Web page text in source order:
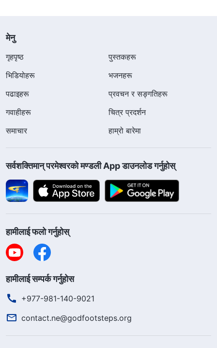
मेनु
गृहपृष्ठ
पुस्तकहरू
भिडियोहरू
भजनहरू
पढाइहरू
प्रवचन र सङ्गतिहरू
गवाहीहरू
चित्र प्रदर्शन
समाचार
हाम्रो बारेमा
सर्वशक्तिमान्‌ परमेश्‍वरको मण्डली App डाउनलोड गर्नुहोस्
हामीलाई फलो गर्नुहोस्
हामीलाई सम्पर्क गर्नुहोस
+977-981-140-9021
contact.ne@godfootsteps.org